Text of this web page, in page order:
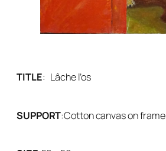
TITLE: Lâche l’os
SUPPORT:Cotton canvas on frame